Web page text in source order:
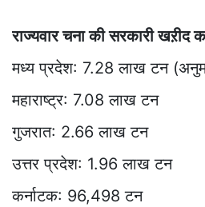
राज्यवार चना की सरकारी खऱीद
मध्य प्रदेश: 7.28 लाख टन
महाराष्ट्र: 7.08 लाख टन
गुजरात: 2.66 लाख टन
उत्तर प्रदेश: 1.96 लाख टन
कर्नाटक: 96,498 टन